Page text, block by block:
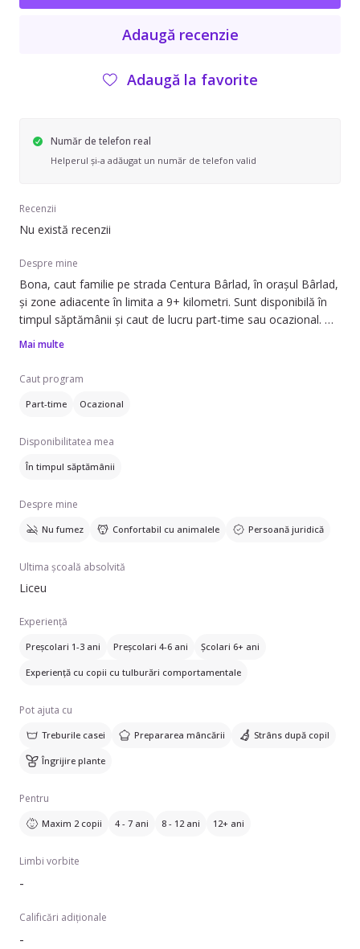
Adaugă recenzie
Adaugă la favorite
Număr de telefon real
Helperul și-a adăugat un număr de telefon valid
Recenzii
Nu există recenzii
Despre mine
Bona, caut familie pe strada Centura Bârlad, în orașul Bârlad,
și zone adiacente în limita a 9+ kilometri. Sunt disponibilă în
timpul săptămânii și caut de lucru part-time sau ocazional.
strânsul după copil și îngrijirea plantelor. Am experiență cu
copii din categoriile preșcolari (1-3 ani, 4-6 ani) și școlari (6+
ani). Pot îngriji copii cu vârste între 4 și 12+ ani.
Dacă sunteți în căutarea unei persoane de încredere care să
vă ajute cu copiii și alte activități casnice, nu ezitați să mă
Mai multe
Caut program
Part-time Ocazional
Disponibilitatea mea
În timpul săptămânii
Despre mine
Nu fumez Confortabil cu animalele Persoană juridică
Ultima școală absolvită
Liceu
Experiență
Preșcolari 1-3 ani Preșcolari 4-6 ani Școlari 6+ ani
Experiență cu copii cu tulburări comportamentale
Pot ajuta cu
Treburile casei Prepararea mâncării Strâns după copil
Îngrijire plante
Pentru
Maxim 2 copii 4 - 7 ani 8 - 12 ani 12+ ani
Limbi vorbite
-
Calificări adiționale
-